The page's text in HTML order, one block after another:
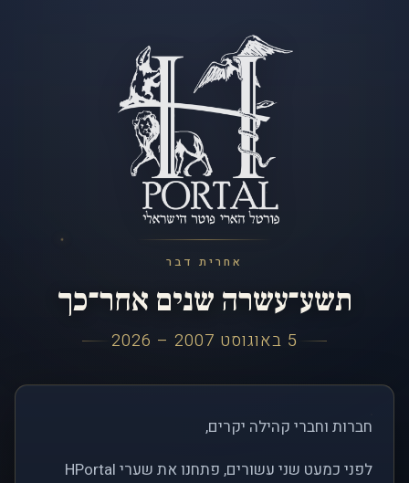
אחרית דבר
תשע־עשרה שנים אחר־כך
5 באוגוסט 2007 – 2026
חברות וחברי קהילה יקרים,
לפני כמעט שני עשורים, פתחנו את שערי HPortal